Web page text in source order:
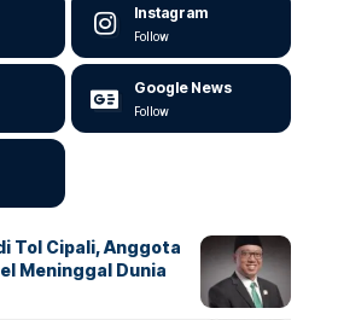
Instagram
Follow
Google News
Follow
Tol Cipali, Anggota
Meninggal Dunia